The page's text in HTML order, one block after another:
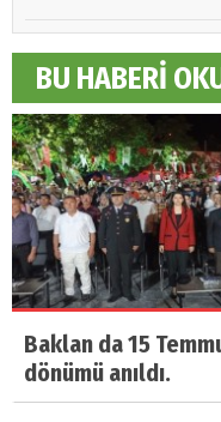
BU HABERİ
Baklan da 15
dönümü anıldı.